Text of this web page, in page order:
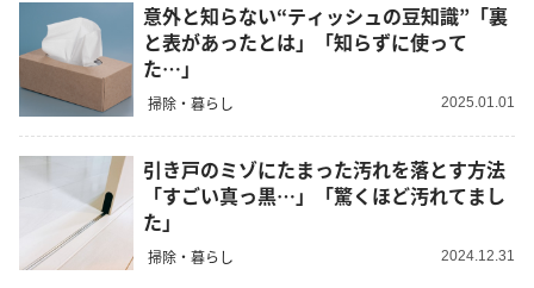
意外と知らない“ティッシュの豆知識”「裏
と表があったとは」「知らずに使って
た…」
掃除・暮らし 2025.01.01
引き戸のミゾにたまった汚れを落とす方法
「すごい真っ黒…」「驚くほど汚れてまし
た」
掃除・暮らし 2024.12.31